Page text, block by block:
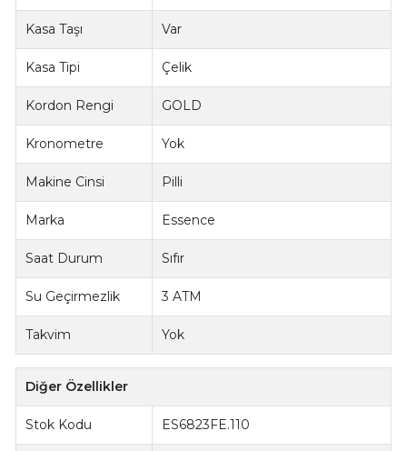
Kasa Taşı Var
Kasa Tipi Çelik
Kordon Rengi GOLD
Kronometre Yok
Makine Cinsi Pilli
Marka Essence
Saat Durum Sıfır
Su Geçirmezlik 3 ATM
Takvim Yok
Diğer Özellikler
Stok Kodu ES6823FE.110